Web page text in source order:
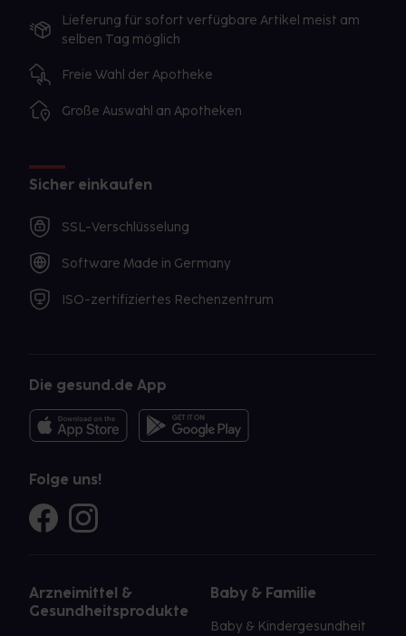
Lieferung für sofort verfügbare Artikel meist am
selben Tag möglich
Freie Wahl der Apotheke
Große Auswahl an Apotheken
Sicher einkaufen
SSL-Verschlüsselung
Software Made in Germany
ISO-zertifiziertes Rechenzentrum
Die gesund.de App
Folge uns!
Arzneimittel &
Gesundheitsprodukte
Baby & Familie
Baby & Kindergesundheit